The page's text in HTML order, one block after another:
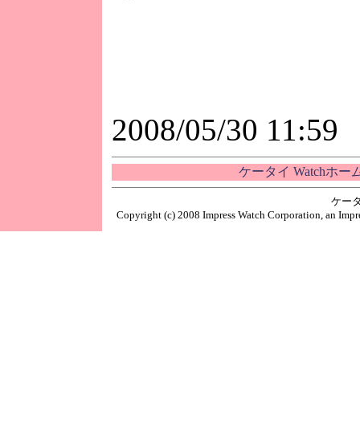
2008/05/30 11:59
ケータイ Watchホー
ケー
Copyright (c) 2008 Impress Watch Corporation, an